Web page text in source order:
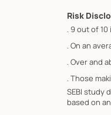
Risk
. 9 out of
. On an
. Over and
. Those
SEBI study
based on